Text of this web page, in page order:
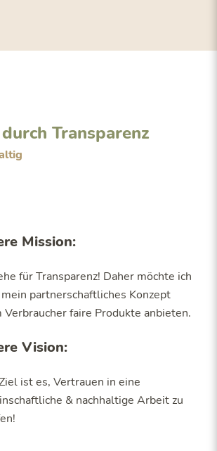
Transparenz
Mission:
für Transparenz! Daher möchte ich
partnerschaftliches Konzept
Verbraucher faire Produkte anbieten.
Vision:
ist es, Vertrauen in eine
& nachhaltige Arbeit zu